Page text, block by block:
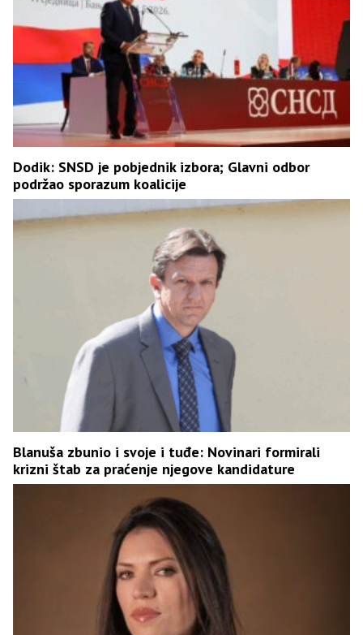
Dodik: SNSD je pobjednik izbora; Glavni odbor
podržao sporazum koalicije
Blanuša zbunio i svoje i tuđe: Novinari formirali
krizni štab za praćenje njegove kandidature